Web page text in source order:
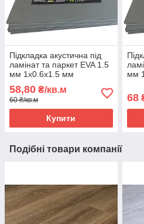
Підкладка акустична під
ламінат та паркет EVA 1.5
мм 1х0.6х1.5 мм
58,80 ₴/кв.м
60 ₴/кв.м
Купити
мм
68
Подібні товари компанії